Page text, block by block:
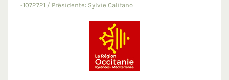
-1072721 / Présidente: Sylvie Califano